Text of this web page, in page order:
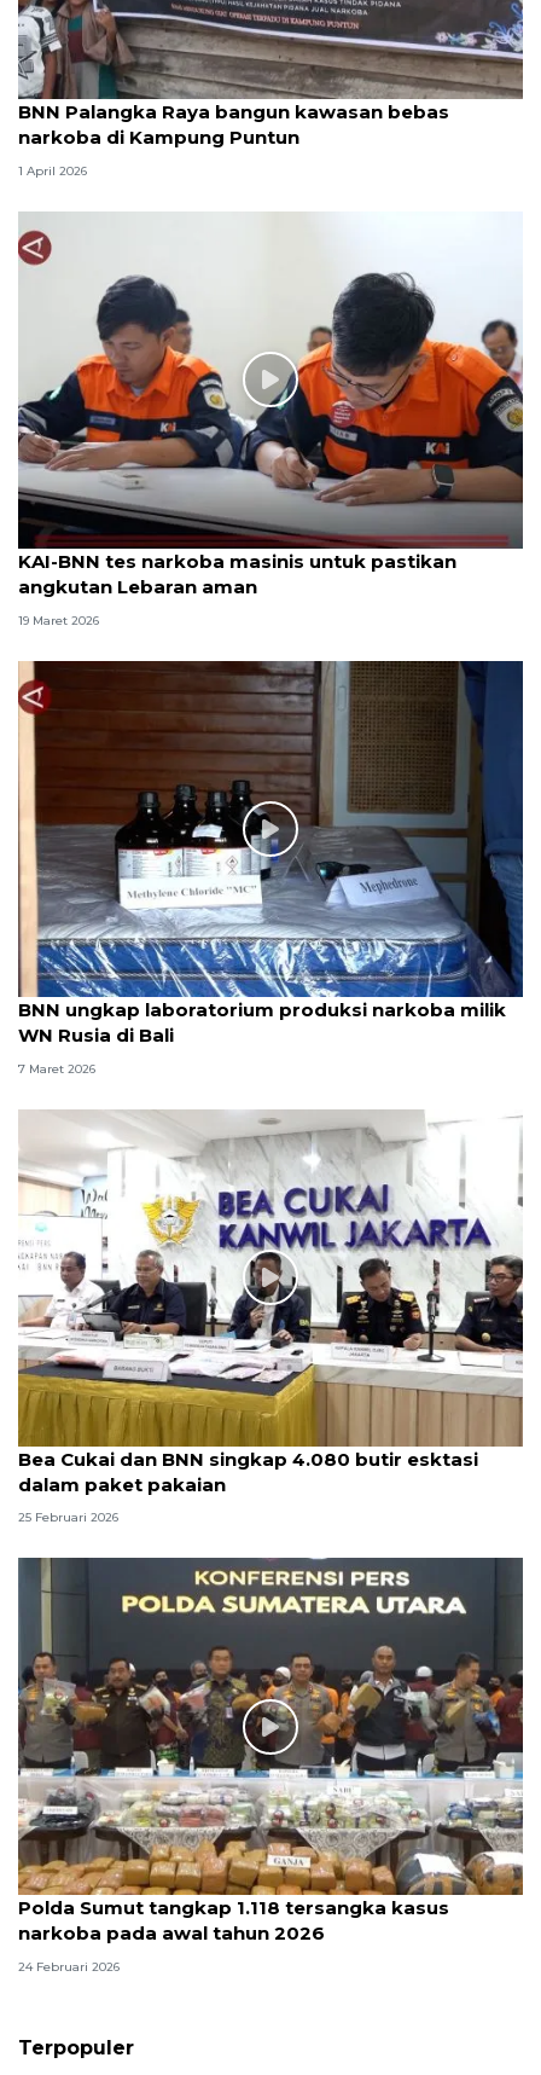
BNN Palangka Raya bangun kawasan bebas
narkoba di Kampung Puntun
1 April 2026
KAI-BNN tes narkoba masinis untuk pastikan
angkutan Lebaran aman
19 Maret 2026
BNN ungkap laboratorium produksi narkoba milik
WN Rusia di Bali
7 Maret 2026
Bea Cukai dan BNN singkap 4.080 butir esktasi
dalam paket pakaian
25 Februari 2026
Polda Sumut tangkap 1.118 tersangka kasus
narkoba pada awal tahun 2026
24 Februari 2026
Terpopuler